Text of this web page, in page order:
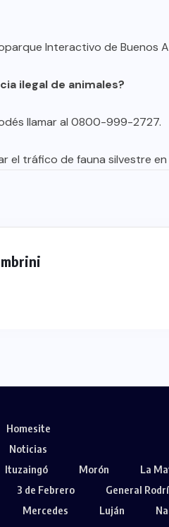
Interactivo de Buenos
ilegal de animales?
llamar al 0800-999-2727.
el tráfico de fauna silvestre
del
Homesite
Noticias
Ituzaingó Morón
La
3 de Febrero
General
Mercedes Luján